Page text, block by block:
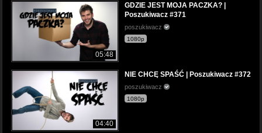
05:48
GDZIE JEST MOJA PACZKA? |
Poszukiwacz #371
poszukiwacz
1080p
04:40
NIE CHCĘ SPAŚĆ | Poszukiwacz #372
poszukiwacz
1080p